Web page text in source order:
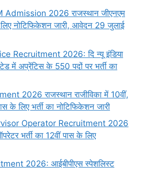
2026 राजस्थान जीएनएम
नोटिफिकेशन जारी, आवेदन 29 जुलाई
Recruitment 2026: दि न्यू इंडिया
में अप्रेंटिस के 550 पदों पर भर्ती का
2026 राजस्थान राजीविका में 10वीं,
के लिए भर्ती का नोटिफिकेशन जारी
Operator Recruitment 2026
भर्ती का 12वीं पास के लिए
2026: आईबीपीएस स्पेशलिस्ट